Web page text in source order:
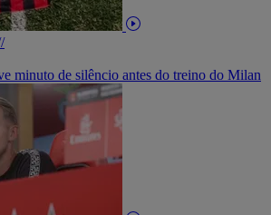
minuto de silêncio antes do treino do Milan